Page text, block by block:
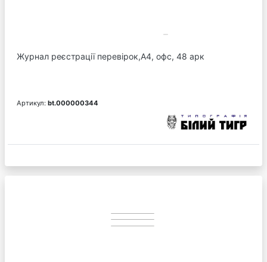
Журнал реєстрації перевірок,А4, офс, 48 арк
Артикул: bt.000000344